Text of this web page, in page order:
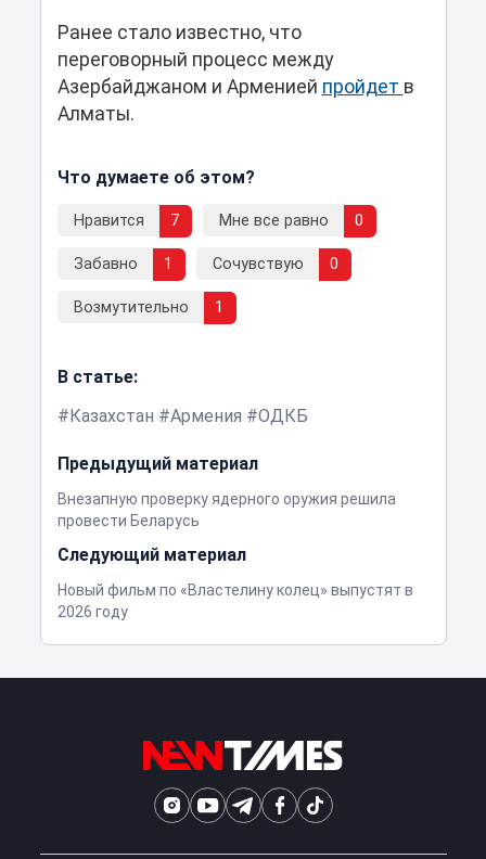
Ранее стало известно, что
переговорный процесс между
Азербайджаном и Арменией пройдет в
Алматы.
Что думаете об этом?
Нравится 7 Мне все равно 0
Забавно 1 Сочувствую 0
Возмутительно 1
В статье:
Казахстан
Армения ОДКБ
Предыдущий материал
Внезапную проверку ядерного оружия решила
провести Беларусь
Следующий материал
Новый фильм по «Властелину колец» выпустят в
2026 году